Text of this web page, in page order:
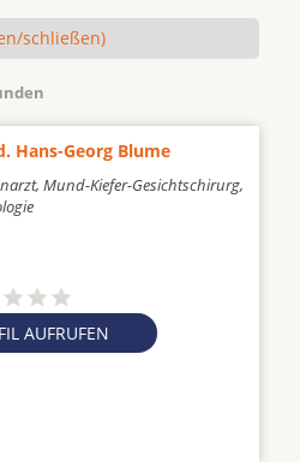
schließen)
Hans-Georg Blume
Mund-Kiefer-Gesichtschirurg,
AUFRUFEN